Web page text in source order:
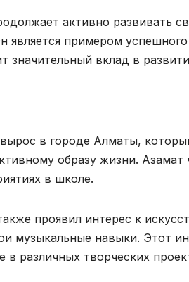
активно развивать
является примером
значительный вклад в
в городе Алматы,
образу жизни. Азамат
в школе.
проявил интерес к
музыкальные навыки. Этот
различных творческих